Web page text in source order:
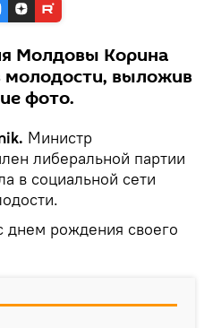
Молдовы Корина
молодости, выложив
фото.
Министр
либеральной партии
в социальной сети
днем рождения своего